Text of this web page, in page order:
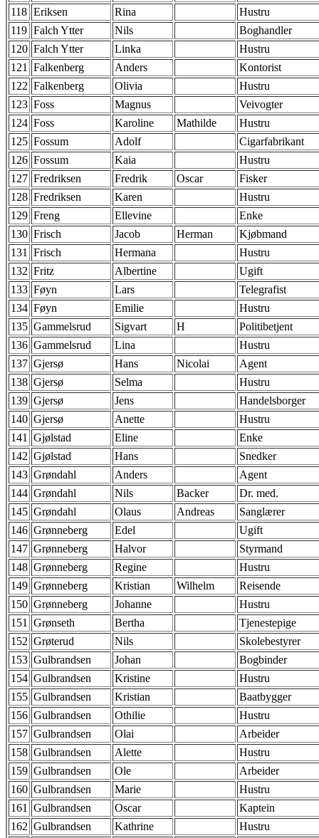
118 Eriksen Rina
Hustru
119 Falch Ytter Nils
Boghandler
120 Falch Ytter Linka
Hustru
121 Falkenberg Anders
Kontorist
122 Falkenberg Olivia
Hustru
123 Foss Magnus
Veivogter
124 Foss Karoline Mathilde
Hustru
125 Fossum Adolf
Cigarfabrikant
126 Fossum Kaia
Hustru
127 Fredriksen Fredrik Oscar
Fisker
128 Fredriksen Karen
Hustru
129 Freng Ellevine
Enke
130 Frisch Jacob Herman
Kjøbmand
131 Frisch Hermana
Hustru
132 Fritz Albertine
Ugift
133 Føyn Lars
Telegrafist
134 Føyn Emilie
Hustru
135 Gammelsrud Sigvart H
Politibetjent
136 Gammelsrud Lina
Hustru
137 Gjersø Hans Nicolai
Agent
138 Gjersø Selma
Hustru
139 Gjersø Jens
Handelsborger
140 Gjersø Anette
Hustru
141 Gjølstad Eline
Enke
142 Gjølstad Hans
Snedker
143 Grøndahl Anders
Agent
144 Grøndahl Nils Backer
Dr. med.
145 Grøndahl Olaus Andreas
Sanglærer
146 Grønneberg Edel
Ugift
147 Grønneberg Halvor
Styrmand
148 Grønneberg Regine
Hustru
149 Grønneberg Kristian Wilhelm
Reisende
150 Grønneberg Johanne
Hustru
151 Grønseth Bertha
Tjenestepige
152 Grøterud Nils
Skolebestyrer
153 Gulbrandsen Johan
Bogbinder
154 Gulbrandsen Kristine
Hustru
155 Gulbrandsen Kristian
Baatbygger
156 Gulbrandsen Othilie
Hustru
157 Gulbrandsen Olai
Arbeider
158 Gulbrandsen Alette
Hustru
159 Gulbrandsen Ole
Arbeider
160 Gulbrandsen Marie
Hustru
161 Gulbrandsen Oscar
Kaptein
162 Gulbrandsen Kathrine
Hustru